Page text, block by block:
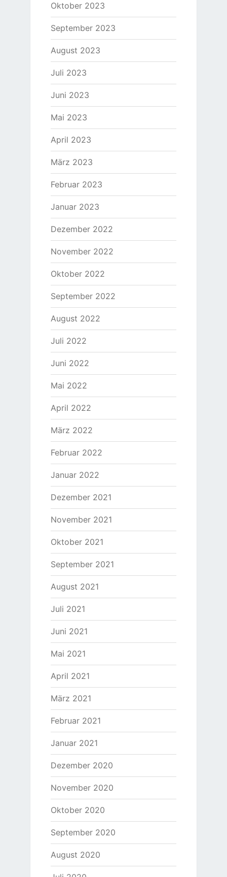
Oktober 2023
September 2023
August 2023
Juli 2023
Juni 2023
Mai 2023
April 2023
März 2023
Februar 2023
Januar 2023
Dezember 2022
November 2022
Oktober 2022
September 2022
August 2022
Juli 2022
Juni 2022
Mai 2022
April 2022
März 2022
Februar 2022
Januar 2022
Dezember 2021
November 2021
Oktober 2021
September 2021
August 2021
Juli 2021
Juni 2021
Mai 2021
April 2021
März 2021
Februar 2021
Januar 2021
Dezember 2020
November 2020
Oktober 2020
September 2020
August 2020